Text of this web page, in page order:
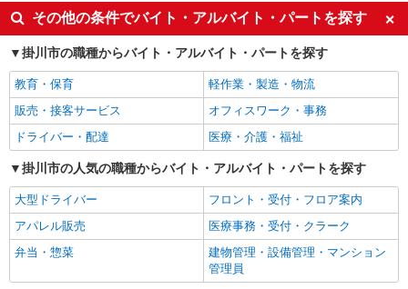
派遣社員
パーソルテンプスタッフ株式会社 静岡コーディネートセンター（浜
松）/26-0498474
企業×ジム♪テンプ仲間活躍中
静岡県掛川市／最寄駅：掛川駅、菊川（静岡
県）駅 掛川南エリア★ ≪車通勤可≫ 駐車場
無料 ／事務所まで徒歩4-5分ほど
キープ 詳細を見る
車通勤OK
社会保険あり
その他の条件でバイト・アルバイト・パートを探す
掛川市の職種からバイト・アルバイト・パートを探す
教育・保育
軽作業・製造・物流
販売・接客サービス
オフィスワーク・事務
ドライバー・配達
医療・介護・福祉
掛川市の人気の職種からバイト・アルバイト・パートを探す
大型ドライバー
フロント・受付・フロア案内
アパレル販売
医療事務・受付・クラーク
弁当・惣菜
建物管理・設備管理・マンション
管理員